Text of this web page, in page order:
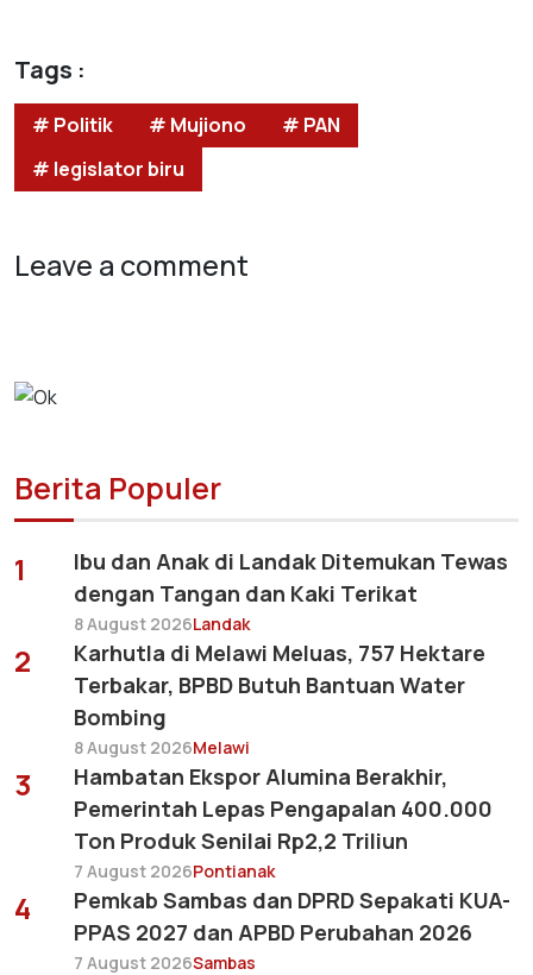
Tags :
# Politik # Mujiono
# PAN
# legislator biru
Leave a comment
Berita Populer
1
Ibu dan Anak di Landak Ditemukan Tewas
dengan Tangan dan Kaki Terikat
8 August 2026Landak
2
Karhutla di Melawi Meluas, 757 Hektare
Terbakar, BPBD Butuh Bantuan Water
Bombing
8 August 2026Melawi
3
Hambatan Ekspor Alumina Berakhir,
Pemerintah Lepas Pengapalan 400.000
Ton Produk Senilai Rp2,2 Triliun
7 August 2026Pontianak
4
Pemkab Sambas dan DPRD Sepakati KUA-
PPAS 2027 dan APBD Perubahan 2026
7 August 2026Sambas